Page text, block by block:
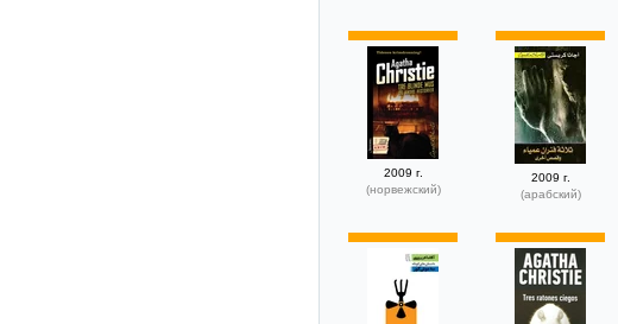
2009 г.
(норвежский)
2009 г.
(арабский)